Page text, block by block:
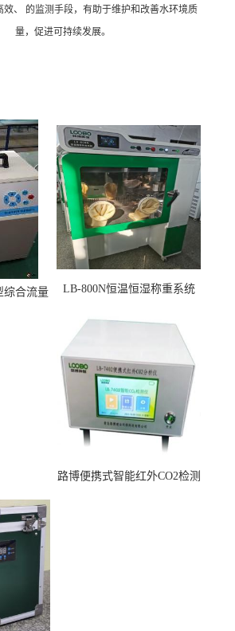
效、 的监测手段，有助于维护和改善水环境质
量，促进可持续发展。
综合流量
LB-800N恒温恒湿称重系统
路博便携式智能红外CO2检测